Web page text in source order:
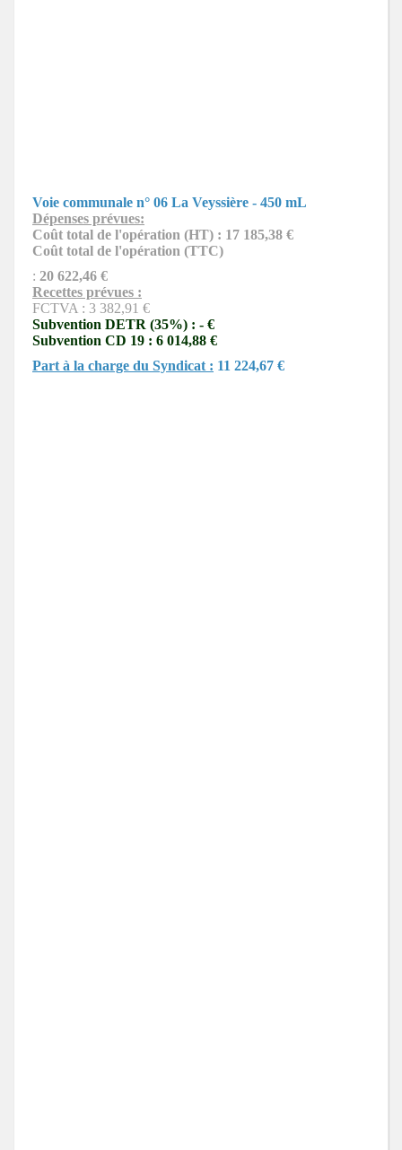
Voie communale n° 06 La Veyssière - 450 mL
Dépenses prévues:
Coût total de l'opération (HT) : 17 185,38 €
Coût total de l'opération (TTC)
: 20 622,46 €
Recettes prévues :
FCTVA : 3 382,91 €
Subvention DETR (35%) : - €
Subvention CD 19 : 6 014,88 €
Part à la charge du Syndicat : 11 224,67 €